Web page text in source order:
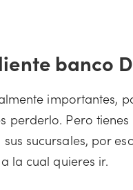
banco
importantes,
perderlo. Pero
sucursales, por
la cual quieres ir.